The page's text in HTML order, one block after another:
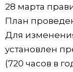
28 марта
План
Для
установлен
(720 часов в